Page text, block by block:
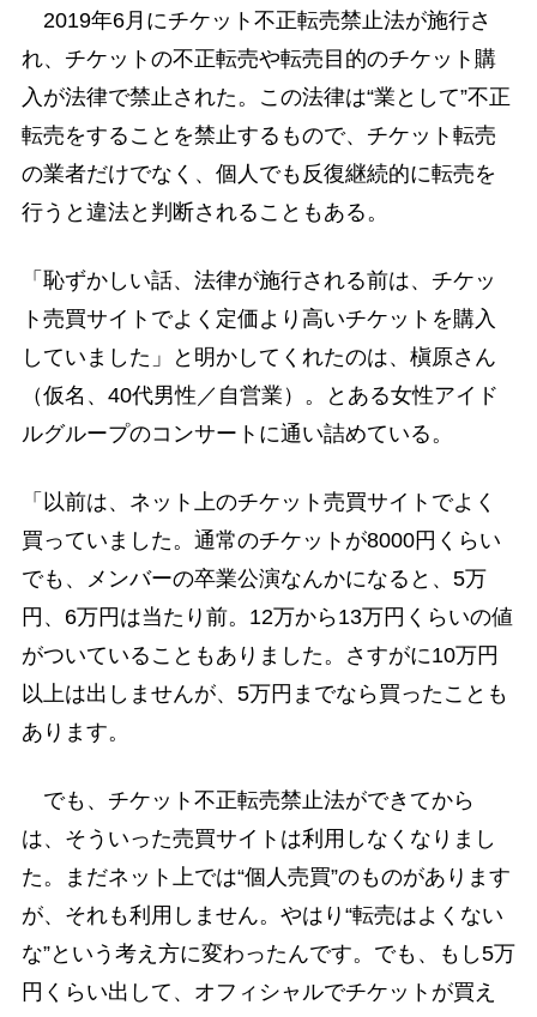
2019年6月にチケット不正転売禁止法が施行さ
れ、チケットの不正転売や転売目的のチケット購
入が法律で禁止された。この法律は“業として”不正
転売をすることを禁止するもので、チケット転売
の業者だけでなく、個人でも反復継続的に転売を
行うと違法と判断されることもある。
「恥ずかしい話、法律が施行される前は、チケッ
ト売買サイトでよく定価より高いチケットを購入
していました」と明かしてくれたのは、槇原さん
（仮名、40代男性／自営業）。とある女性アイド
ルグループのコンサートに通い詰めている。
「以前は、ネット上のチケット売買サイトでよく
買っていました。通常のチケットが8000円くらい
でも、メンバーの卒業公演なんかになると、5万
円、6万円は当たり前。12万から13万円くらいの値
がついていることもありました。さすがに10万円
以上は出しませんが、5万円までなら買ったことも
あります。
でも、チケット不正転売禁止法ができてから
は、そういった売買サイトは利用しなくなりまし
た。まだネット上では“個人売買”のものがあります
が、それも利用しません。やはり“転売はよくない
な”という考え方に変わったんです。でも、もし5万
円くらい出して、オフィシャルでチケットが買え